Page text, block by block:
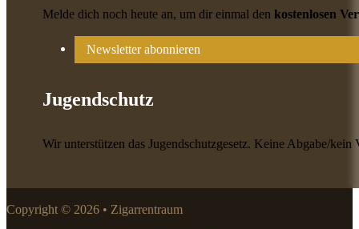
Melde dich noch heute an, um dir einmal denkostenlosen
Newsletter abonnieren
Jugendschutz
Wir unterstützen das Jugendschutzgesetz. Keine Abgabe/
Copyright © 2026 • Zigarrentraum